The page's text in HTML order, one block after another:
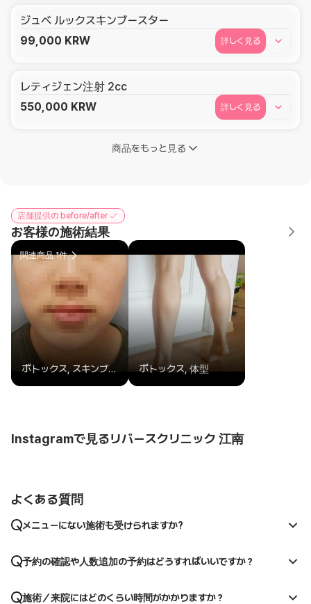
ジュベ ルックスキンブースター
99,000 KRW 詳しく見る
レティジェン注射 2cc
550,000 KRW 詳しく見る
商品をもっと見る
店舗提供の before/after
お客様の施術結果
関連商品 1件
ボトックス, スキンブースター ボトックス, 体型
Instagramで見るリバースクリニック 江南
よくある質問
メニューにない施術も受けられますか?
予約の確認や人数追加の予約はどうすればいいですか？
施術／来院にはどのくらい時間がかかりますか？